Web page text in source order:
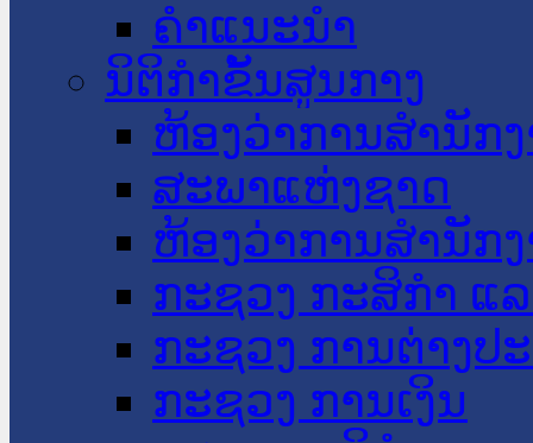
ຄໍາແນະນໍາ
ນິຕິກໍາຂັ້ນສູນກາງ
ຫ້ອງວ່າການສໍານັກ
ສະພາແຫ່ງຊາດ
ຫ້ອງວ່າການສຳນັກ
ກະຊວງ ກະສິກຳ ແ
ກະຊວງ ການຕ່າງປ
ກະຊວງ ການເງິນ